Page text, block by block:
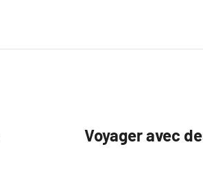
Voyager avec